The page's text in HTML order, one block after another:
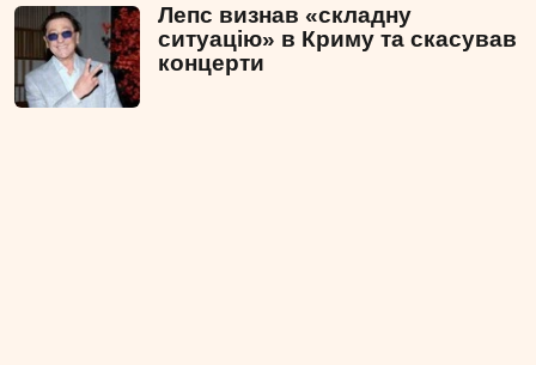
Лепс визнав «складну
ситуацію» в Криму та скасував
концерти